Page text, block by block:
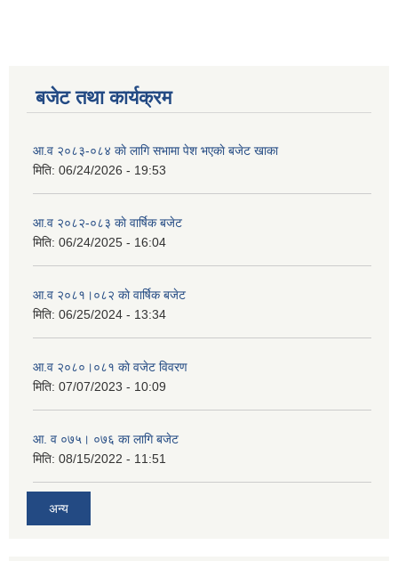
बजेट तथा कार्यक्रम
आ.व २०८३-०८४ काे लागि सभामा पेश भएकाे बजेट खाका
मिति: 06/24/2026 - 19:53
आ.व २०८२-०८३ काे वार्षिक बजेट
मिति: 06/24/2025 - 16:04
आ.व २०८१।०८२ काे वार्षिक बजेट
मिति: 06/25/2024 - 13:34
आ.व २०८०।०८१ काे वजेट विवरण
मिति: 07/07/2023 - 10:09
आ. व ०७५। ०७६ का लागि बजेट
मिति: 08/15/2022 - 11:51
अन्य